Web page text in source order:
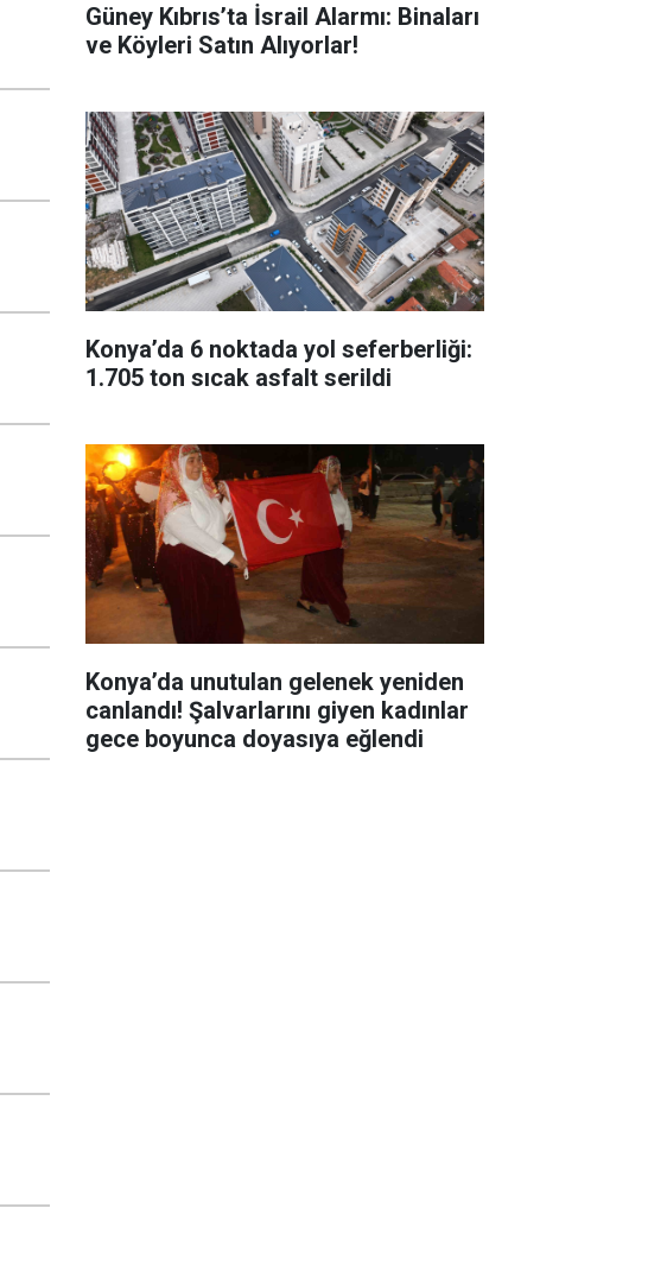
Güney Kıbrıs’ta İsrail Alarmı: Binaları
ve Köyleri Satın Alıyorlar!
Konya’da 6 noktada yol seferberliği:
1.705 ton sıcak asfalt serildi
Konya’da unutulan gelenek yeniden
canlandı! Şalvarlarını giyen kadınlar
gece boyunca doyasıya eğlendi